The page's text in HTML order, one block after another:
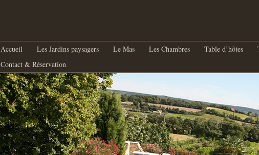
principal
Aller au contenu principal
Aller au contenu secondaire
Accueil Les Jardins paysagers Le Mas Les Chambres Table d’hôtes
Contact & Réservation